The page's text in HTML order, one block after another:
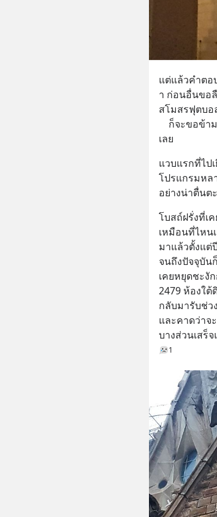
แต่แล้วคำตอ
า ก่อนอื่นขอ
สโมสรฟุตบอ
เลย
แวบแรกที่ไป
โปรแกรมหล
อย่างน่าตื่นต
โบสถ์ฝรั่งที่เ
เหมือนที่ไหน
มาแล้วตั้งแต่
จนถึงปัจจุบัน
เคยหยุดชะงั
2479 ห้องใต้
กลับมารับช่ว
และคาดว่าจ
บางส่วนเสร็
1